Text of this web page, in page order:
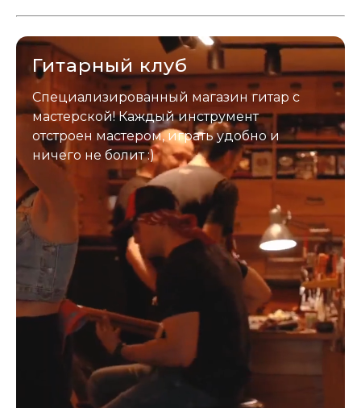
застрахован. Случись что -
Гитарный клуб
Специализированный магазин гитар с
мастерской! Каждый инструмент
отстроен мастером, играть удобно и
ничего не болит :)